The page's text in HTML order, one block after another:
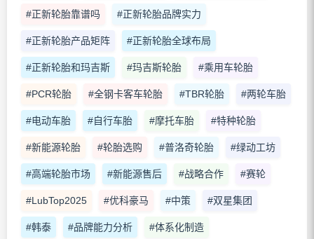
#正新轮胎靠谱吗 #正新轮胎品牌实力
#正新轮胎产品矩阵 #正新轮胎全球布局
#正新轮胎和玛吉斯 #玛吉斯轮胎 #乘用车轮胎
#PCR轮胎 #全钢卡客车轮胎 #TBR轮胎 #两轮车胎
#电动车胎 #自行车胎 #摩托车胎 #特种轮胎
#新能源轮胎 #轮胎选购 #普洛奇轮胎 #绿动工坊
#高端轮胎市场 #新能源售后 #战略合作 #赛轮
#LubTop2025 #优科豪马 #中策 #双星集团
#韩泰 #品牌能力分析 #体系化制造